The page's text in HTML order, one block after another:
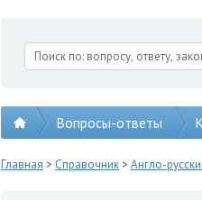
Вопросы-ответы
Главная > Справочник> Англо-